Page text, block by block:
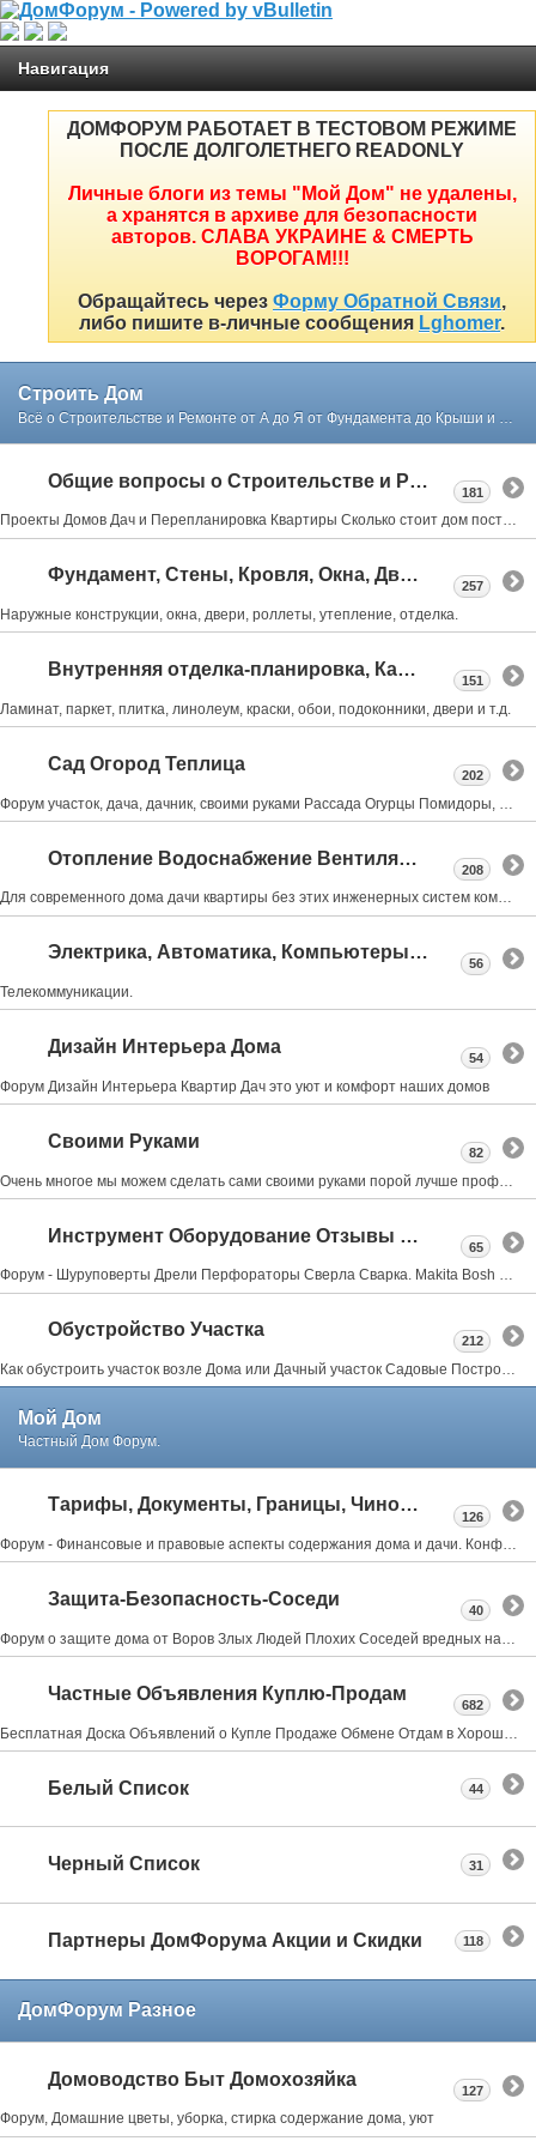
Навигация
ДОМФОРУМ РАБОТАЕТ В ТЕСТОВОМ РЕЖИМЕ
ПОСЛЕ ДОЛГОЛЕТНЕГО READONLY
Личные блоги из темы "Мой Дом" не удалены,
а хранятся в архиве для безопасности
авторов. СЛАВА УКРАИНЕ & СМЕРТЬ
ВОРОГАМ!!!
Обращайтесь через Форму Обратной Связи,
либо пишите в-личные сообщения Lghomer.
Строить Дом
Всё о Строительстве и Ремонте от А до Я от Фундамента до Крыши и Интерьера простым и понятным языком в реальных примерах и советах нашего форума
Общие вопросы о Строительстве и Ремонте
Проекты Домов Дач и Перепланировка Квартиры Сколько стоит дом построить или как выбрать участок под строительство все в реальных примерах тут
181
Фундамент, Стены, Кровля, Окна, Двери
Наружные конструкции, окна, двери, роллеты, утепление, отделка.
257
Внутренняя отделка-планировка, Камины, Лестницы
Ламинат, паркет, плитка, линолеум, краски, обои, подоконники, двери и т.д.
151
Сад Огород Теплица
202
Отопление Водоснабжение Вентиляция Канализация
Для современного дома дачи квартиры без этих инженерных систем комфортная жизнь не возможна
208
Электрика, Автоматика, Компьютеры, Интернет.
Телекоммуникации.
56
Дизайн Интерьера Дома
Форум Дизайн Интерьера Квартир Дач это уют и комфорт наших домов
54
Своими Руками
82
Инструмент Оборудование Отзывы Советы
Форум - Шуруповерты Дрели Перфораторы Сверла Сварка. Makita Bosh Metabo Skil Интерскол Тошиба Stihl
65
Обустройство Участка
Как обустроить участок возле Дома или Дачный участок Садовые Постройки Заборы Веранды Террасы Бассейны Бани Мангалы всё тут
212
Мой Дом
Частный Дом Форум.
Тарифы, Документы, Границы, Чиновники
Форум - Финансовые и правовые аспекты содержания дома и дачи. Конфликты с соседями, властями.
126
Защита-Безопасность-Соседи
Форум о защите дома от Воров Злых Людей Плохих Соседей вредных насекомых и грызунах всё что может испортить нам жизнь в своем доме даче квартире
40
Частные Объявления Куплю-Продам
682
Белый Список 44
Черный Список 31
Партнеры ДомФорума Акции и Скидки 118
ДомФорум Разное
Домоводство Быт Домохозяйка
Форум, Домашние цветы, уборка, стирка содержание дома, уют
127